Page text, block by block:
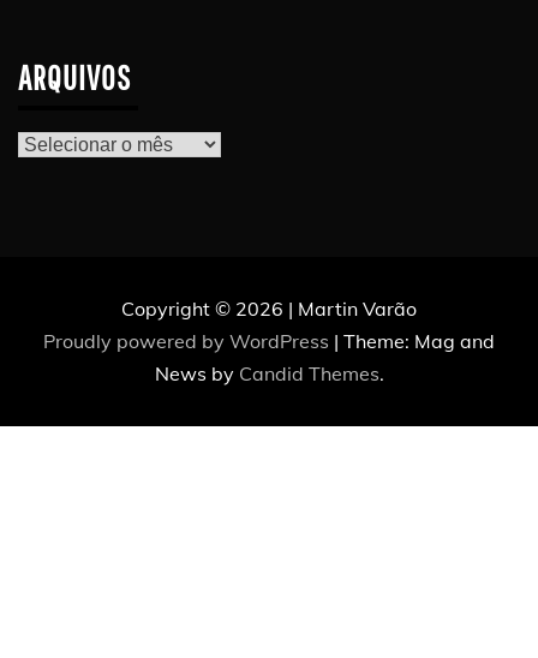
ARQUIVOS
Arquivos
Copyright © 2026 | Martin Varão
Proudly powered by WordPress | Theme: Mag and
News by Candid Themes.